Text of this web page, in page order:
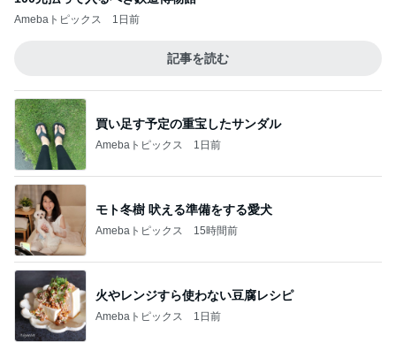
Amebaトピックス 1日前
記事を読む
買い足す予定の重宝したサンダル
Amebaトピックス 1日前
モト冬樹 吠える準備をする愛犬
Amebaトピックス 15時間前
火やレンジすら使わない豆腐レシピ
Amebaトピックス 1日前